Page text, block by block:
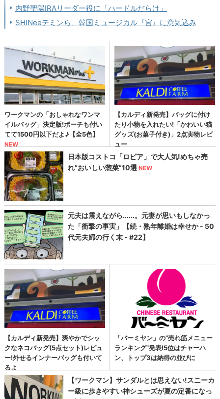
内野聖陽IRAリーダー役に「ハードルだらけ」
SHINeeテミンら、韓国ミュージカル『宮』に意気込み